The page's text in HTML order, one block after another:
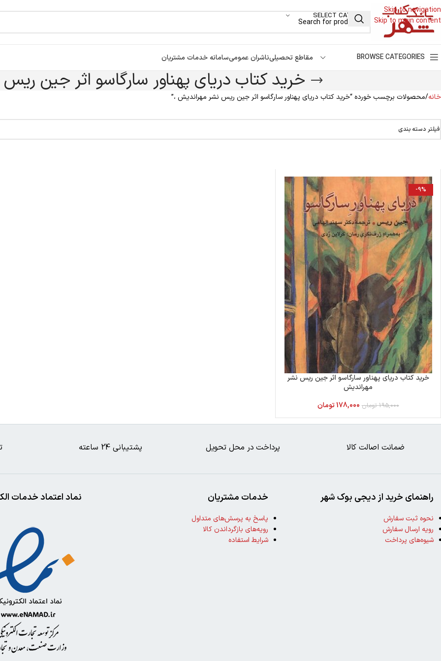
Skip to navigation
Skip to main content
SELECT CATEGORY
BROWSE CATEGORIES مقاطع تحصیلیناشران عمومیسامانه خدمات مشتریان
خرید کتاب دریای پهناور سارگاسو اثر جین
خانه محصولات برچسب خورده “خرید کتاب دریای پهناور سارگاسو اثر جین ریس نشر مهراندیش ،”
فیلتر دسته بندی
-9%
خرید کتاب دریای پهناور سارگاسو اثر جین ریس نشر
مهراندیش
195,000 تومان 178,000تومان
ضمانت اصالت کالا پرداخت در محل تحویل پشتیبانی 24 ساعته
نماد اعتماد خدمات خدمات مشتریان
پاسخ به پرسش‌های متداول
رویه‌های بازگرداندن کالا
شرایط استفاده
راهنمای خرید از دیجی بوک شهر
نحوه ثبت سفارش
رویه ارسال سفارش
شیوه‌های پرداخت